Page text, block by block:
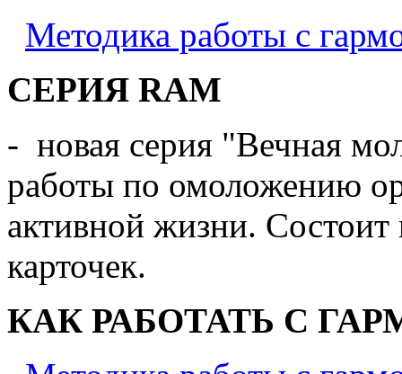
Методика работы с
СЕРИЯ RAM
- новая серия "Вечная
работы по омоложению
активной жизни.
карточек.
КАК РАБОТАТЬ С